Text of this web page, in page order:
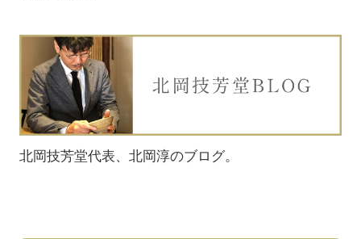
北岡技芳堂代表、北岡淳のブログ。